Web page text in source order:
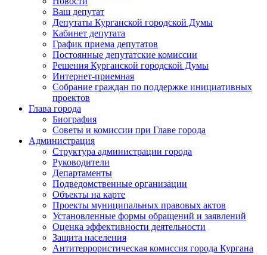
Ваш депутат
Депутаты Курганской городской Думы
Кабинет депутата
График приема депутатов
Постоянные депутатские комиссии
Решения Курганской городской Думы
Интернет-приемная
Собрание граждан по поддержке инициативных
проектов
Глава города
Биография
Советы и комиссии при Главе города
Администрация
Структура администрации города
Руководители
Департаменты
Подведомственные организации
Объекты на карте
Проекты муниципальных правовых актов
Установленные формы обращений и заявлений
Оценка эффективности деятельности
Защита населения
Антитеррористическая комиссия города Кургана